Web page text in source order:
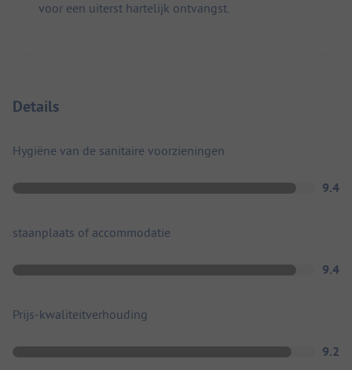
voor een uiterst hartelijk ontvangst.
Details
Hygiëne van de sanitaire voorzieningen
9.4
staanplaats of accommodatie
9.4
Prijs-kwaliteitverhouding
9.2